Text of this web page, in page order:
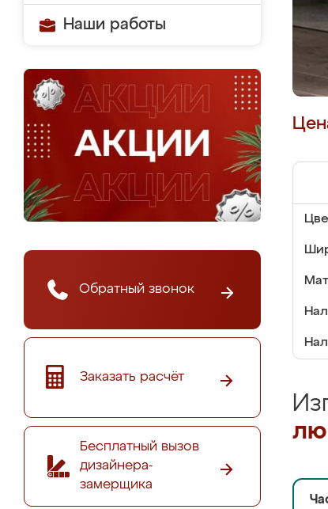
Наши работы
Обратный звонок
Заказать расчёт
Бесплатный вызов
дизайнера-
замерщика